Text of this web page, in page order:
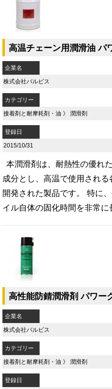
高温チェーン用潤滑油 パ
企業名
株式会社バルビス
カテゴリー
接着剤と耐摩耗剤・油 》 潤滑剤
登録日
2015/10/31
本潤滑剤は、耐熱性の優れ
成分とし、高温で使用され
開発された製品です。 特に
イル自体の固化時間を非常
高性能防錆潤滑剤 パワー
企業名
株式会社バルビス
カテゴリー
接着剤と耐摩耗剤・油 》 潤滑剤
登録日